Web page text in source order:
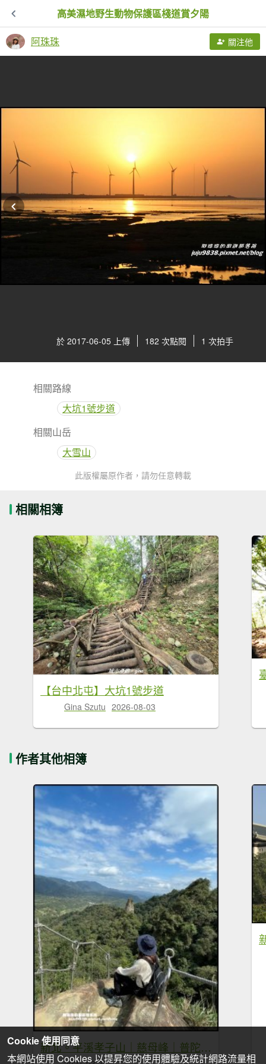
高美濕地野生動物保護區棧道賞夕陽
阿珠珠 關注他
於 2017-06-05 上傳 182 次點閱 1 次拍手
相關路線
大坑1號步道
相關山岳
大雪山
此版權屬原作者，請勿任意轉載
相關相簿
【台中北屯】大坑1號步道
Gina Szutu 2026-08-03
作者其他相簿
新北。平溪孝子山｜慈母峰｜普陀山一次挑戰三個刺激攀岩展望佳的小山峰
Cookie 使用同意
本網站使用 Cookies 以提昇您的使用體驗及統計網路流量相